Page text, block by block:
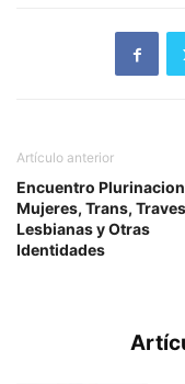
Artículo anterior
Encuentro
Mujeres, Trans,
Lesbianas y Otras
Identidades